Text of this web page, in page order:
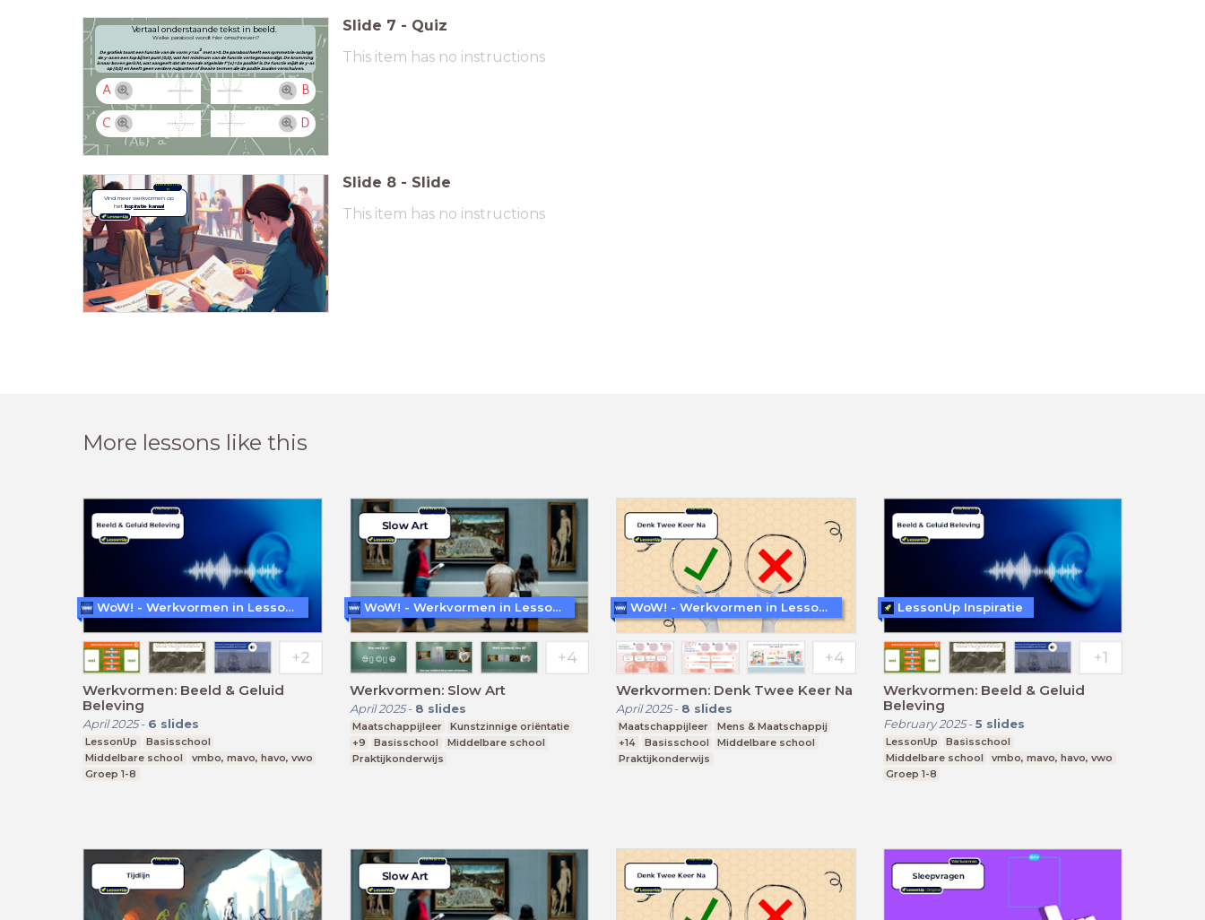
De grafiek toont een functie van de vorm y=ax
2
met a>0. De parabool heeft een symmetrie-as langs
dey-as en een top bij het punt (0,0), wat het minimum van de functie vertegenwoordigt. De kromming
is naar boven gericht, wat aangeeft dat de tweede afgeleide f''(x)=2a positief is. De functie snijdt de y-as
op(0,0) en heeft geen verdere nulpunten of lineaire termen die de positie zouden verschuiven.
Vertaal onderstaande tekst in beeld.
Welke parabool wordt hier omschreven?
A B
C D
Slide 7 - Quiz
This item has no instructions
Werkvorme
n
Vind meer werkvormen op
het Inspiratie kanaal
Slide 8 - Slide
This item has no instructions
More lessons like this
Werkvormen: Beeld & Geluid
Beleving
April 2025- 6 slides
LessonUp
Basisschool
Middelbare school
vmbo, mavo, havo, vwo
Groep 1-8
WoW! - Werkvormen in LessonUp
Werkvormen: Slow Art
April 2025- 8 slides
Maatschappijleer
Kunstzinnige oriëntatie
+9
Basisschool
Middelbare school
Praktijkonderwijs
WoW! - Werkvormen in LessonUp
Werkvormen: Denk Twee Keer Na
April 2025- 8 slides
Maatschappijleer
Mens & Maatschappij
+14
Basisschool
Middelbare school
Praktijkonderwijs
WoW! - Werkvormen in LessonUp
Werkvormen: Beeld & Geluid
Beleving
February 2025- 5 slides
LessonUp
Basisschool
Middelbare school
vmbo, mavo, havo, vwo
Groep 1-8
LessonUp Inspiratie